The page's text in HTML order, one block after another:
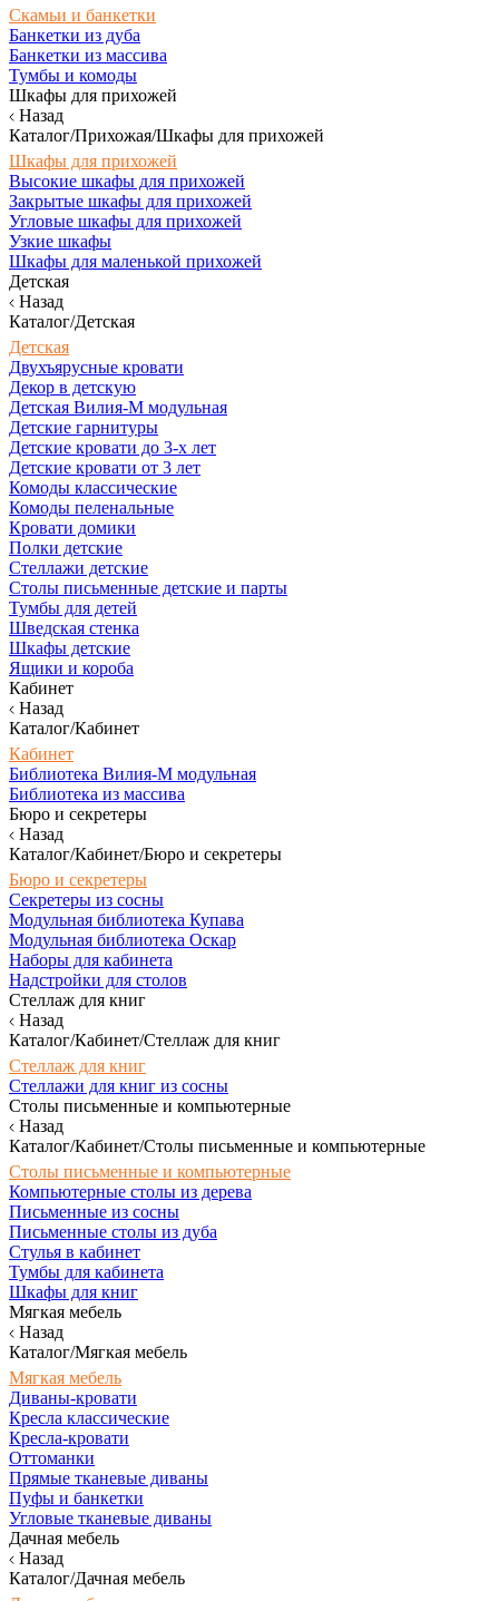
Скамьи и банкетки
Банкетки из дуба
Банкетки из массива
Тумбы и комоды
Шкафы для прихожей
Назад
Каталог/Прихожая/Шкафы для прихожей
Шкафы для прихожей
Высокие шкафы для прихожей
Закрытые шкафы для прихожей
Угловые шкафы для прихожей
Узкие шкафы
Шкафы для маленькой прихожей
Детская
Назад
Каталог/Детская
Детская
Двухъярусные кровати
Декор в детскую
Детская Вилия-М модульная
Детские гарнитуры
Детские кровати до 3-х лет
Детские кровати от 3 лет
Комоды классические
Комоды пеленальные
Кровати домики
Полки детские
Стеллажи детские
Столы письменные детские и парты
Тумбы для детей
Шведская стенка
Шкафы детские
Ящики и короба
Кабинет
Назад
Каталог/Кабинет
Кабинет
Библиотека Вилия-М модульная
Библиотека из массива
Бюро и секретеры
Назад
Каталог/Кабинет/Бюро и секретеры
Бюро и секретеры
Секретеры из сосны
Модульная библиотека Купава
Модульная библиотека Оскар
Наборы для кабинета
Надстройки для столов
Стеллаж для книг
Назад
Каталог/Кабинет/Стеллаж для книг
Стеллаж для книг
Стеллажи для книг из сосны
Столы письменные и компьютерные
Назад
Каталог/Кабинет/Столы письменные и компьютерные
Столы письменные и компьютерные
Компьютерные столы из дерева
Письменные из сосны
Письменные столы из дуба
Стулья в кабинет
Тумбы для кабинета
Шкафы для книг
Мягкая мебель
Назад
Каталог/Мягкая мебель
Мягкая мебель
Диваны-кровати
Кресла классические
Кресла-кровати
Оттоманки
Прямые тканевые диваны
Пуфы и банкетки
Угловые тканевые диваны
Дачная мебель
Назад
Каталог/Дачная мебель